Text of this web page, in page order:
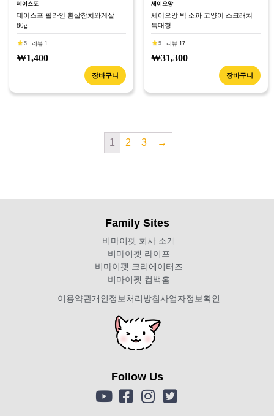
데이스포
데이스포 필라인 흰살참치와게살
80g
5 리뷰 1
₩1,400
장바구니
세이오앙
세이오앙 빅 소파 고양이 스크래쳐
특대형
5 리뷰 17
₩31,300
장바구니
1 2 3 →
Family Sites
비마이펫 회사 소개
비마이펫 라이프
비마이펫 크리에이터즈
비마이펫 컴백홈
이용약관개인정보처리방침사업자정보확인
Follow Us